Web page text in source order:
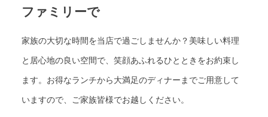
ファミリーで
家族の大切な時間を当店で過ごしませんか？美味しい料理
と居心地の良い空間で、笑顔あふれるひとときをお約束し
ます。お得なランチから大満足のディナーまでご用意して
いますので、ご家族皆様でお越しください。